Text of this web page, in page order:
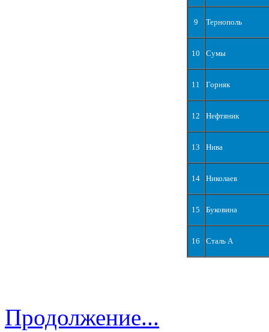
9 Тернополь
10 Сумы
11 Горняк
12 Нефтяник
13 Нива
14 Николаев
15 Буковина
16 Сталь А
Продолжение...